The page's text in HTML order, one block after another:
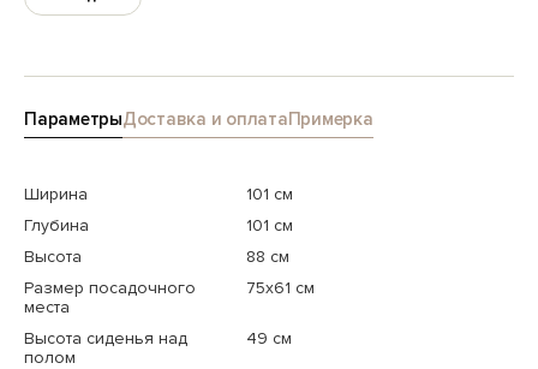
ПараметрыДоставка и оплатаПримерка
Ширина
101 см
Глубина
101 см
Высота
88 см
Размер посадочного
места
75x61 см
Высота сиденья над
полом
49 см